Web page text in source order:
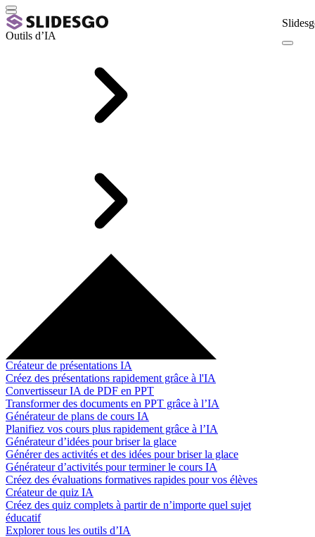
Outils d’IA
Créateur de présentations IA
Créez des présentations rapidement grâce à l'IA
Convertisseur IA de PDF en PPT
Transformer des documents en PPT grâce à l’IA
Générateur de plans de cours IA
Planifiez vos cours plus rapidement grâce à l’IA
Générateur d’idées pour briser la glace
Générer des activités et des idées pour briser la glace
Générateur d’activités pour terminer le cours IA
Créez des évaluations formatives rapides pour vos élèves
Créateur de quiz IA
Créez des quiz complets à partir de n’importe quel sujet
éducatif
Explorer tous les outils d’IA